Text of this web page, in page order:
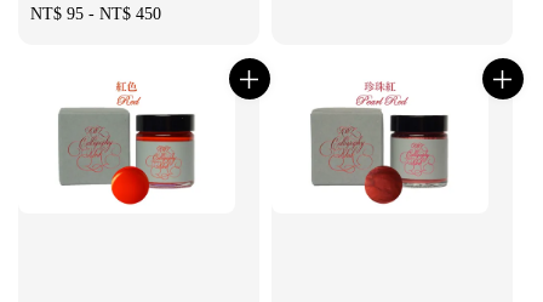
Regular
NT$ 95 - NT$ 450